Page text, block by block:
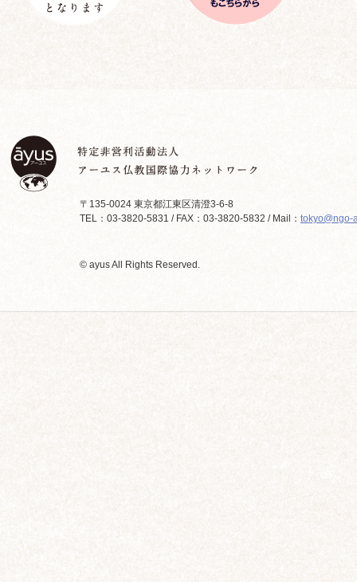
〒135-0024 東京都江東区清澄3-6-8
TEL：03-3820-5831 / FAX：03-3820-5832 / Mail： tokyo@ngo-
© ayus All Rights Reserved.